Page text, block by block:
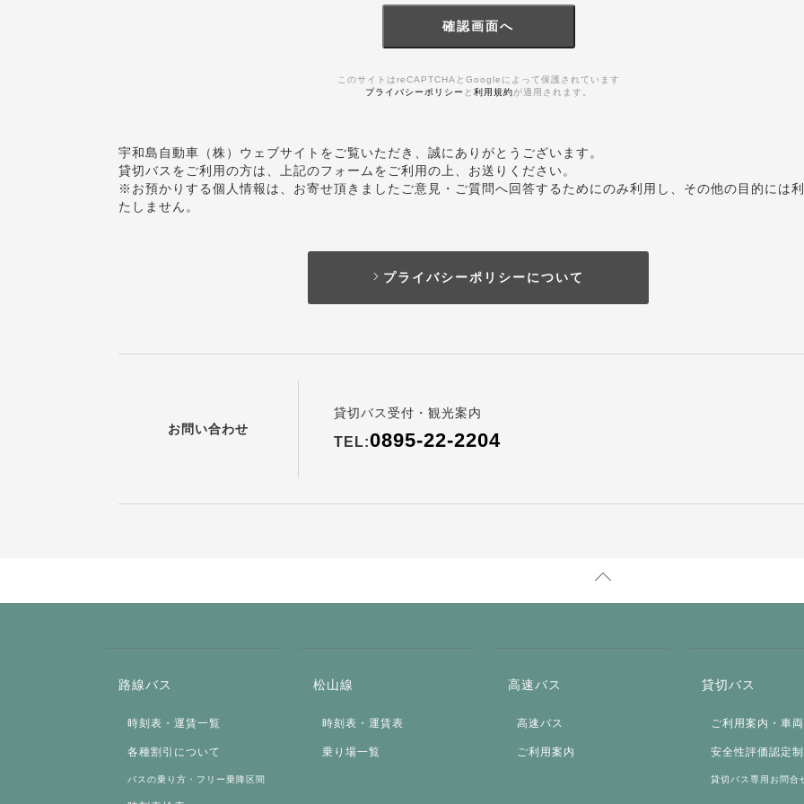
このサイトはreCAPTCHAとGoogleによって保護されています
プライバシーポリシー と 利用規約が適用されます。
宇和島自動車（株）ウェブサイトをご覧いただき、誠にありがとうございます。
貸切バスをご利用の方は、上記のフォームをご利用の上、お送りください。
※お預かりする個人情報は、お寄せ頂きましたご意見・ご質問へ回答するためにのみ利用し、その他の目的には
たしません。
プライバシーポリシーについて
お問い合わせ
貸切バス受付・観光案内
TEL:0895-22-2204
路線バス
時刻表・運賃一覧
各種割引について
バスの乗り方・フリー乗降区間
松山線
時刻表・運賃表
乗り場一覧
高速バス
高速バス
ご利用案内
貸切バス
ご利用案内・車
安全性評価認定
貸切バス専用お問合